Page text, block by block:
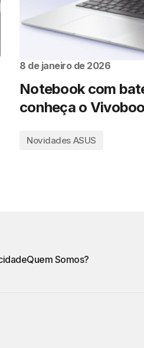
8 de janeiro de 2026
Notebook com
conheça o
Novidades ASUS
Quem Somos?